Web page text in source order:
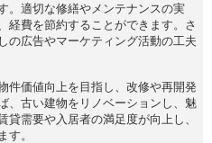
。適切な修繕やメンテナンスの実
経費を節約することができます。さ
の広告やマーケティング活動の工夫
件価値向上を目指し、改修や再開発
、古い建物をリノベーションし、魅
需要や入居者の満足度が向上し、
す。